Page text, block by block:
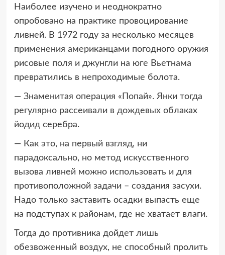
Наиболее изучено и неоднократно
опробовано на практике провоцирование
ливней. В 1972 году за несколько месяцев
применения американцами погодного оружия
рисовые поля и джунгли на юге Вьетнама
превратились в непроходимые болота.
— Знаменитая операция «Попай». Янки тогда
регулярно рассеивали в дождевых облаках
йодид серебра.
— Как это, на первый взгляд, ни
парадоксально, но метод искусственного
вызова ливней можно использовать и для
противоположной задачи – создания засухи.
Надо только заставить осадки выпасть еще
на подступах к районам, где не хватает влаги.
Тогда до противника дойдет лишь
обезвоженный воздух, не способный пролить